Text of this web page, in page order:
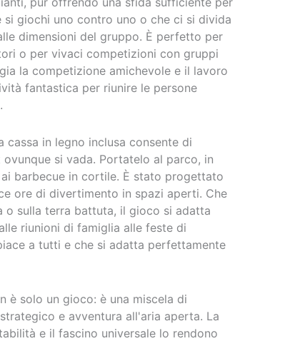
giochi uno contro uno o che ci si divida
dimensioni del gruppo. È perfetto per
o per vivaci competizioni con gruppi
la competizione amichevole e il lavoro
fantastica per riunire le persone
in legno inclusa consente di
si vada. Portatelo al parco, in
barbecue in cortile. È stato progettato
ore di divertimento in spazi aperti. Che
o sulla terra battuta, il gioco si adatta
riunioni di famiglia alle feste di
a tutti e che si adatta perfettamente
è solo un gioco: è una miscela di
e avventura all'aria aperta. La
e il fascino universale lo rendono